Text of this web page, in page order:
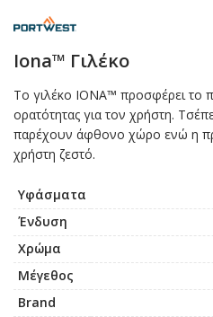
Iona™ Γιλέκο
Το γιλέκο ΙΟΝΑ™ προσφέρει το
ορατότητας για τον χρήστη.
παρέχουν άφθονο χώρο ενώ η
χρήστη ζεστό.
Υφάσματα
Ένδυση
Χρώμα
Μέγεθος
Brand